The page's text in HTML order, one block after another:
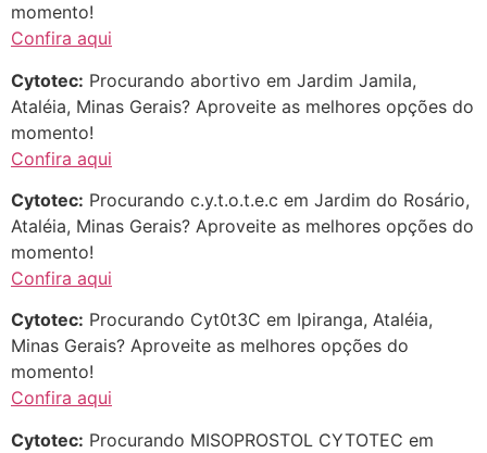
momento!
Confira aqui
Cytotec: Procurando abortivo em Jardim Jamila,
Ataléia, Minas Gerais? Aproveite as melhores opções do
momento!
Confira aqui
Cytotec: Procurando c.y.t.o.t.e.c em Jardim do Rosário,
Ataléia, Minas Gerais? Aproveite as melhores opções do
momento!
Confira aqui
Cytotec: Procurando Cyt0t3C em Ipiranga, Ataléia,
Minas Gerais? Aproveite as melhores opções do
momento!
Confira aqui
Cytotec: Procurando MISOPROSTOL CYTOTEC em